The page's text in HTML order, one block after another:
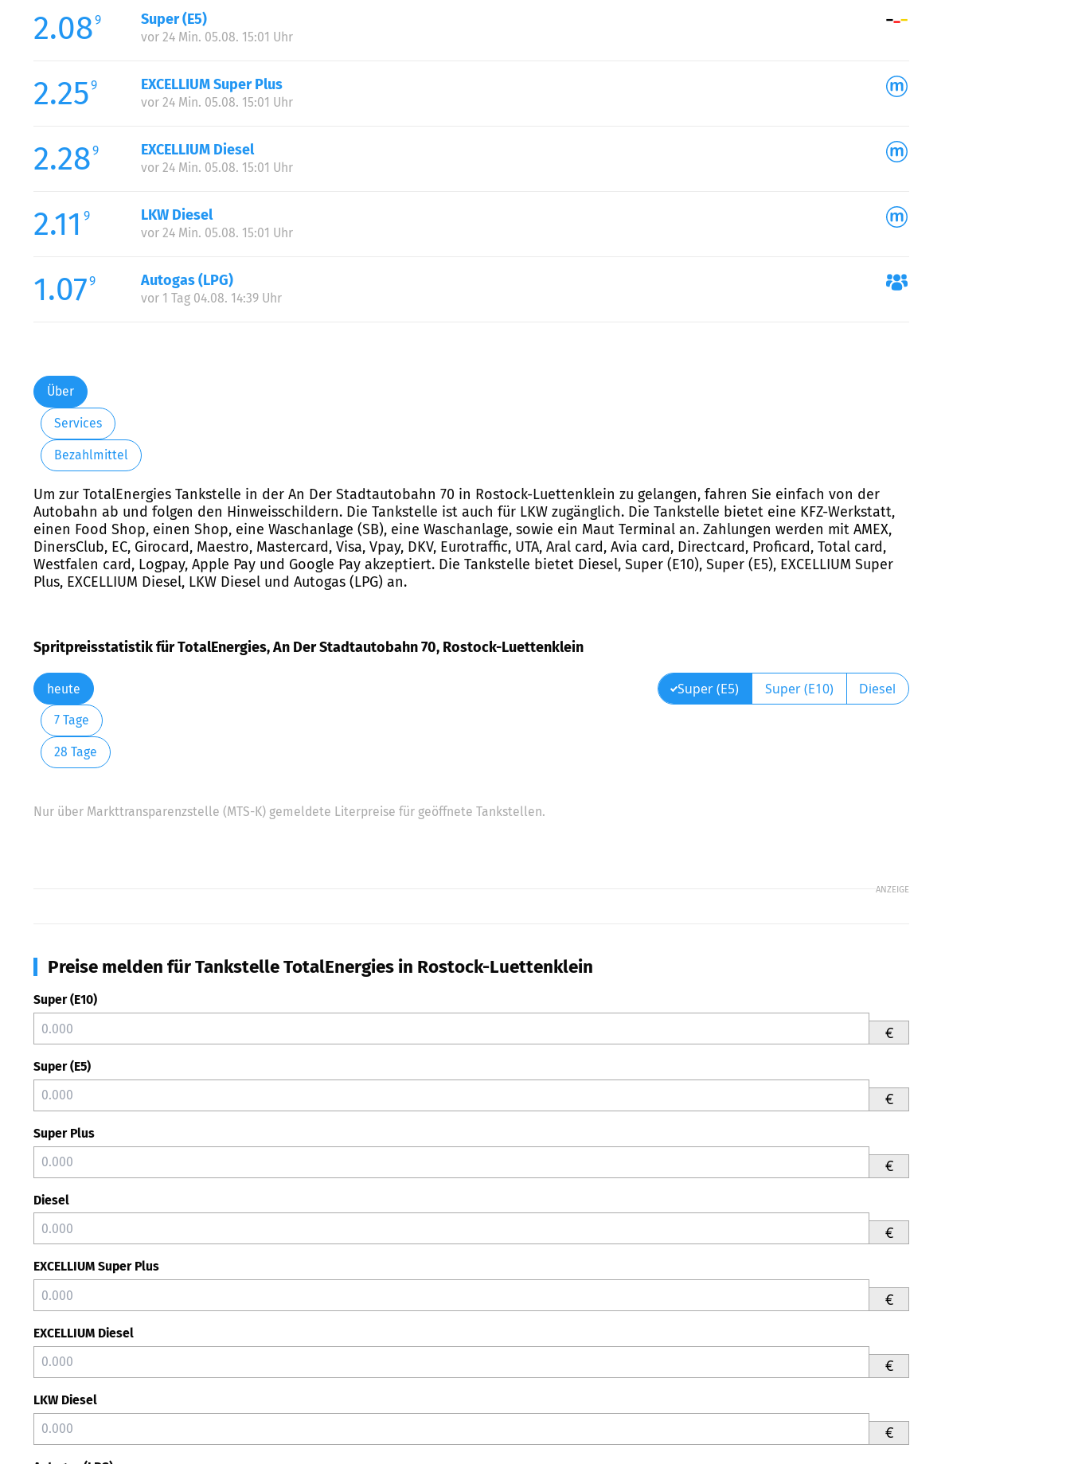
2.089 Super (E5)
vor 24 Min. 05.08. 15:01 Uhr
2.259 EXCELLIUM Super Plus
vor 24 Min. 05.08. 15:01 Uhr
2.289 EXCELLIUM Diesel
vor 24 Min. 05.08. 15:01 Uhr
2.11 9 LKW Diesel
vor 24 Min. 05.08. 15:01 Uhr
1.079 Autogas (LPG)
vor 1 Tag 04.08. 14:39 Uhr
Über
Services
Bezahlmittel
Um zur TotalEnergies Tankstelle in der An Der Stadtautobahn 70 in Rostock-Luettenklein zu gelangen, fahren Sie einfach von der
Autobahn ab und folgen den Hinweisschildern. Die Tankstelle ist auch für LKW zugänglich. Die Tankstelle bietet eine KFZ-Werkstatt,
einen Food Shop, einen Shop, eine Waschanlage (SB), eine Waschanlage, sowie ein Maut Terminal an. Zahlungen werden mit AMEX,
DinersClub, EC, Girocard, Maestro, Mastercard, Visa, Vpay, DKV, Eurotraffic, UTA, Aral card, Avia card, Directcard, Proficard, Total card,
Westfalen card, Logpay, Apple Pay und Google Pay akzeptiert. Die Tankstelle bietet Diesel, Super (E10), Super (E5), EXCELLIUM Super
Plus, EXCELLIUM Diesel, LKW Diesel und Autogas (LPG) an.
Spritpreisstatistik für TotalEnergies, An Der Stadtautobahn 70, Rostock-Luettenklein
heute
7 Tage
28 Tage
Super (E5) Super (E10) Diesel
Nur über Markttransparenzstelle (MTS-K) gemeldete Literpreise für geöffnete Tankstellen.
ANZEIGE
Preise melden für Tankstelle TotalEnergies in Rostock-Luettenklein
Super (E10)
€
Super (E5)
€
Super Plus
€
Diesel
€
EXCELLIUM Super Plus
€
EXCELLIUM Diesel
€
LKW Diesel
€